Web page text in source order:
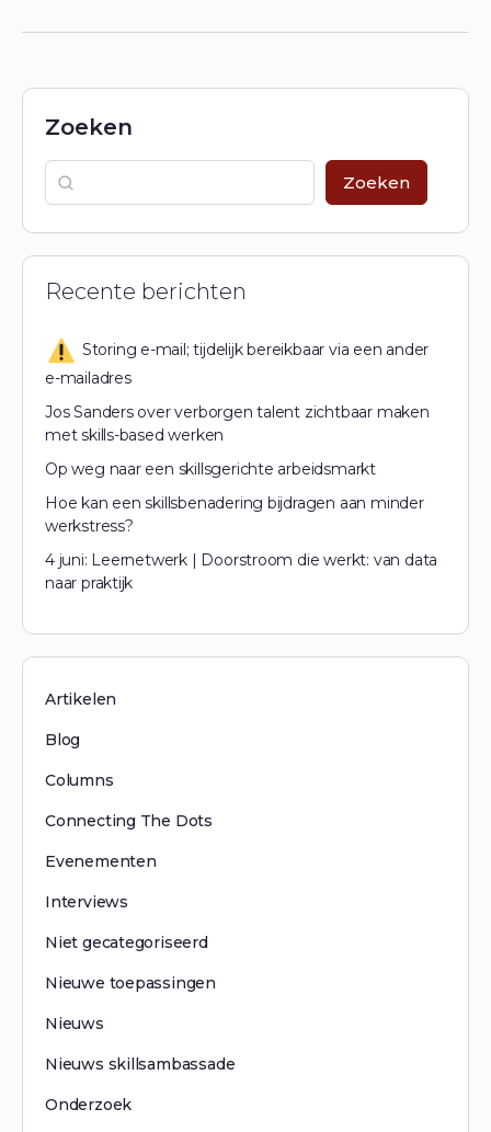
Zoeken
Zoeken
Recente berichten
Storing e-mail; tijdelijk bereikbaar via een ander
e-mailadres
Jos Sanders over verborgen talent zichtbaar maken
met skills-based werken
Op weg naar een skillsgerichte arbeidsmarkt
Hoe kan een skillsbenadering bijdragen aan minder
werkstress?
4 juni: Leernetwerk | Doorstroom die werkt: van data
naar praktijk
Artikelen
Blog
Columns
Connecting The Dots
Evenementen
Interviews
Niet gecategoriseerd
Nieuwe toepassingen
Nieuws
Nieuws skillsambassade
Onderzoek